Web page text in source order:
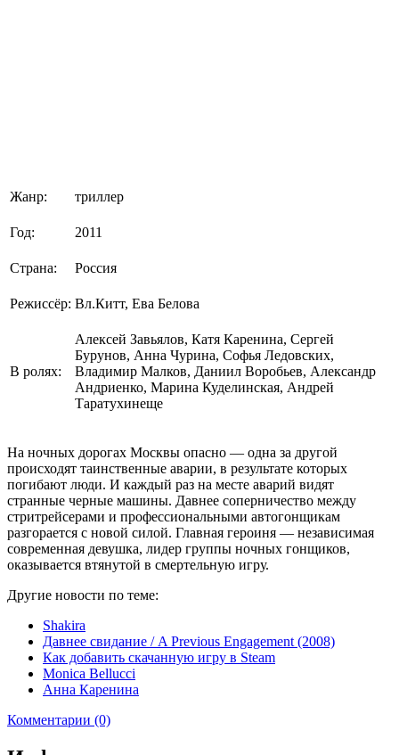
Жанр: триллер
Год: 2011
Страна: Россия
Режиссёр: Вл.Китт, Ева Белова
В ролях:
Алексей Завьялов, Катя Каренина, Сергей
Бурунов, Анна Чурина, Софья Ледовских,
Владимир Малков, Даниил Воробьев, Александр
Андриенко, Марина Куделинская, Андрей
Таратухинеще
На ночных дорогах Москвы опасно — одна за другой
происходят таинственные аварии, в результате которых
погибают люди. И каждый раз на месте аварий видят
странные черные машины. Давнее соперничество между
стритрейсерами и профессиональными автогонщикам
разгорается с новой силой. Главная героиня — независимая
современная девушка, лидер группы ночных гонщиков,
оказывается втянутой в смертельную игру.
Другие новости по теме:
Shakira
Давнее свидание / A Previous Engagement (2008)
Как добавить скачанную игру в Steam
Monica Bellucci
Анна Каренина
Комментарии (0)